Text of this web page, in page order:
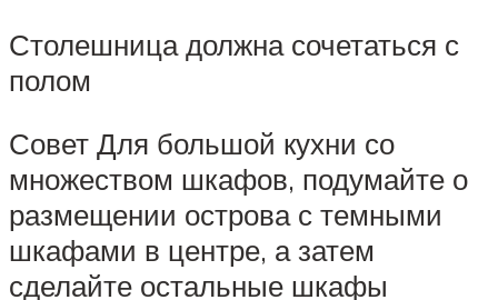
Столешница должна сочетаться с
полом
Совет Для большой кухни со
множеством шкафов, подумайте о
размещении острова с темными
шкафами в центре, а затем
сделайте остальные шкафы